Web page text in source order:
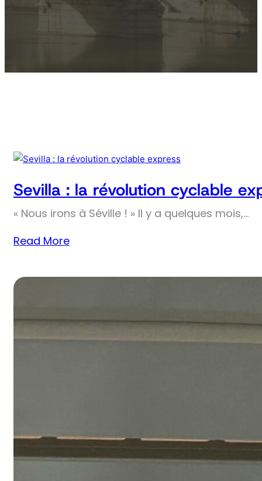
Sevilla : la révolution cyclable
« Nous irons à Séville ! » Il y a quelques mois,…
Read More